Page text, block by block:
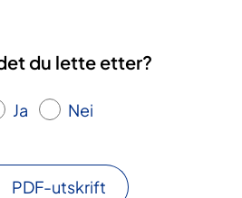
du lette etter?
Ja Nei
PDF-utskrift